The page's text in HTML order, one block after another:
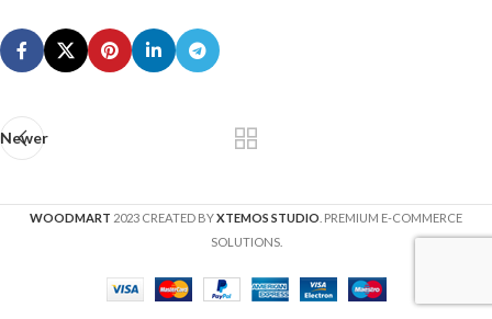
Newer
WOODMART 2023 CREATED BYXTEMOS STUDIO . PREMIUM E-COMMERCE
SOLUTIONS.